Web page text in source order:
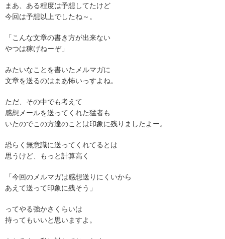
まあ、ある程度は予想してたけど
今回は予想以上でしたね～。
「こんな文章の書き方が出来ない
やつは稼げねーぞ」
みたいなことを書いたメルマガに
文章を送るのはまあ怖いっすよね。
ただ、その中でも考えて
感想メールを送ってくれた猛者も
いたのでこの方達のことは印象に残りましたよー。
恐らく無意識に送ってくれてるとは
思うけど、もっと計算高く
「今回のメルマガは感想送りにくいから
あえて送って印象に残そう」
ってやる強かさくらいは
持ってもいいと思いますよ。